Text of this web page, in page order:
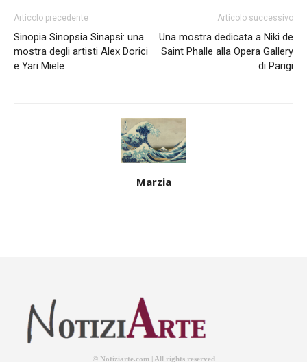
Articolo precedente
Sinopia Sinopsia Sinapsi: una
mostra degli artisti Alex Dorici
e Yari Miele
Articolo successivo
Una mostra dedicata a Niki de
Saint Phalle alla Opera Gallery
di Parigi
Marzia
© Notiziarte.com | All rights reserved